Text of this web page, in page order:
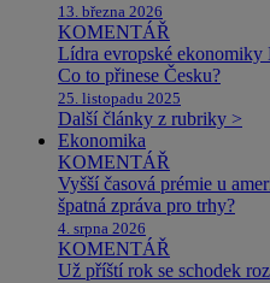
13. března 2026
KOMENTÁŘ
Lídra evropské ekonomiky
Co to přinese Česku?
25. listopadu 2025
Další články z rubriky >
Ekonomika
KOMENTÁŘ
Vyšší časová prémie u
špatná zpráva pro trhy?
4. srpna 2026
KOMENTÁŘ
Už příští rok se schodek